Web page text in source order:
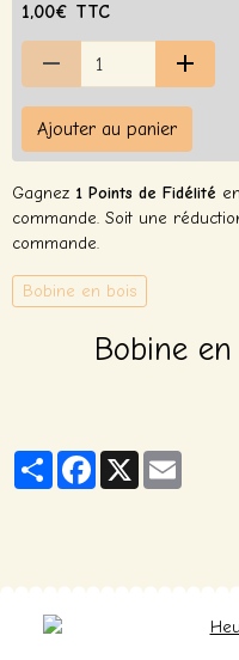
1,00€ TTC
Ajouter au panier
Gagnez 1 Points de Fidélité
commande. Soit une
commande.
Bobine en bois
Bobine
PartagerFacebook
X